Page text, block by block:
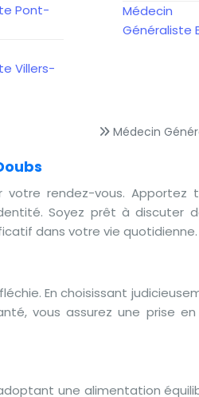
Pont-
Villers-
Médecin
Généraliste
Médecin
rendez-vous. Apportez
Soyez prêt à discuter
dans votre vie quotidienne.
En choisissant
vous assurez une prise en
une alimentation